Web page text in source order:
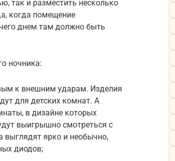
так и разместить несколько
когда помещение
днем там должно быть
ночника:
к внешним ударам. Изделия
для детских комнат. А
в дизайне которых
выигрышно смотреться с
выглядят ярко и необычно,
диодов;